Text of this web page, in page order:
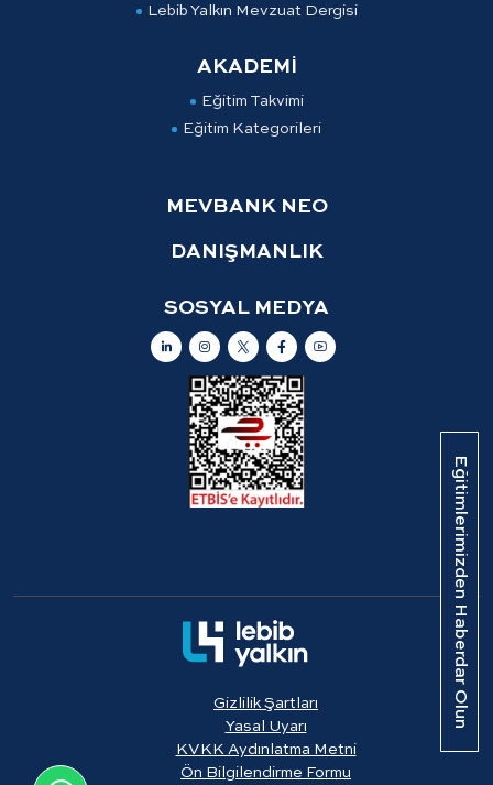
Eğitimlerimizden Haberdar Olun
Lebib Yalkın Mevzuat Dergisi
AKADEMİ
Eğitim Takvimi
Eğitim Kategorileri
MEVBANK NEO
DANIŞMANLIK
SOSYAL MEDYA
Gizlilik Şartları
Yasal Uyarı
KVKK Aydınlatma Metni
Ön Bilgilendirme Formu